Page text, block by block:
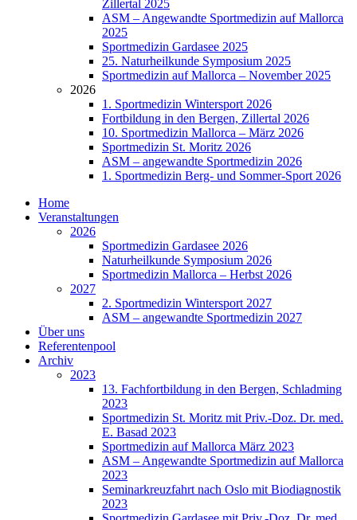
Zillertal 2025
ASM – Angewandte Sportmedizin auf Mallorca
2025
Sportmedizin Gardasee 2025
25. Naturheilkunde Symposium 2025
Sportmedizin auf Mallorca – November 2025
2026
1. Sportmedizin Wintersport 2026
Fortbildung in den Bergen, Zillertal 2026
10. Sportmedizin Mallorca – März 2026
Sportmedizin St. Moritz 2026
ASM – angewandte Sportmedizin 2026
1. Sportmedizin Berg- und Sommer-Sport 2026
Home
Veranstaltungen
2026
Sportmedizin Gardasee 2026
Naturheilkunde Symposium 2026
Sportmedizin Mallorca – Herbst 2026
2027
2. Sportmedizin Wintersport 2027
ASM – angewandte Sportmedizin 2027
Über uns
Referentenpool
Archiv
2023
13. Fachfortbildung in den Bergen, Schladming
2023
Sportmedizin St. Moritz mit Priv.-Doz. Dr. med.
E. Basad 2023
Sportmedizin auf Mallorca März 2023
ASM – Angewandte Sportmedizin auf Mallorca
2023
Seminarkreuzfahrt nach Oslo mit Biodiagnostik
2023